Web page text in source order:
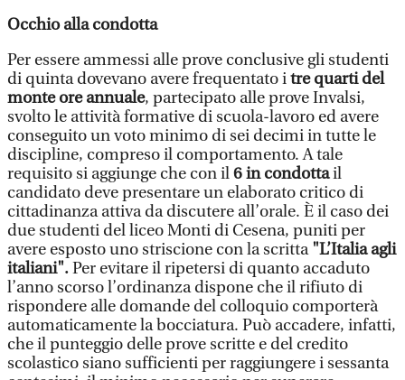
Occhio alla condotta
Per essere ammessi alle prove conclusive gli studenti
di quinta dovevano avere frequentato itre quarti del
monte ore annuale, partecipato alle prove Invalsi,
svolto le attività formative di scuola-lavoro ed avere
conseguito un voto minimo di sei decimi in tutte le
discipline, compreso il comportamento. A tale
requisito si aggiunge che con il6 in condottail
candidato deve presentare un elaborato critico di
cittadinanza attiva da discutere all’orale. È il caso dei
due studenti del liceo Monti di Cesena, puniti per
avere esposto uno striscione con la scritta "L’Italia agli
italiani".Per evitare il ripetersi di quanto accaduto
l’anno scorso l’ordinanza dispone che il rifiuto di
rispondere alle domande del colloquio comporterà
automaticamente la bocciatura. Può accadere, infatti,
che il punteggio delle prove scritte e del credito
scolastico siano sufficienti per raggiungere i sessanta